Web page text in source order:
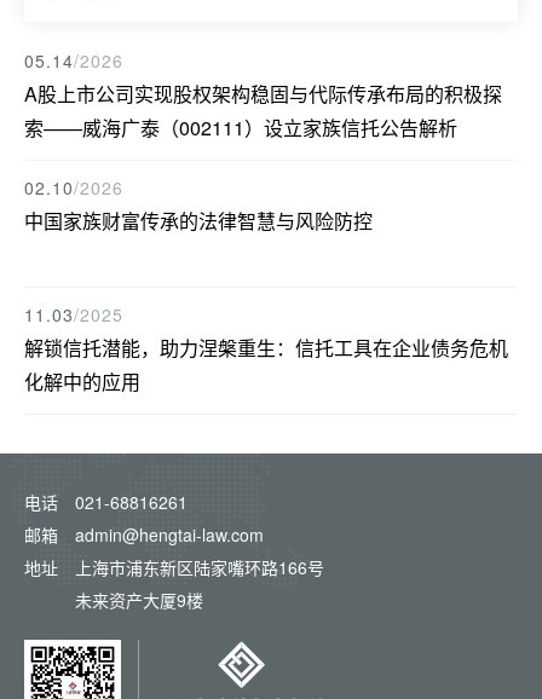
05.14/2026
A股上市公司实现股权架构稳固与代际传承布局的积极探
索——威海广泰（002111）设立家族信托公告解析
02.10/2026
中国家族财富传承的法律智慧与风险防控
11.03/2025
解锁信托潜能，助力涅槃重生：信托工具在企业债务危机
化解中的应用
电话
021-68816261
邮箱
admin@hengtai-law.com
地址
上海市浦东新区陆家嘴环路166号
未来资产大厦9楼